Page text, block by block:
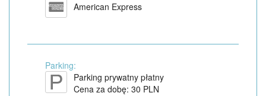
American Express
Parking:
Parking prywatny płatny
Cena za dobę: 30 PLN